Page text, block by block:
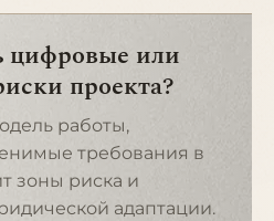
цифровые или
проекта?
работы,
требования в
зоны риска и
адаптации.